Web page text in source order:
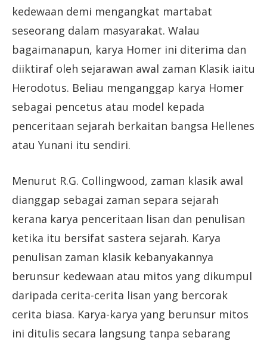
kedewaan demi mengangkat martabat
seseorang dalam masyarakat. Walau
bagaimanapun, karya Homer ini diterima dan
diiktiraf oleh sejarawan awal zaman Klasik iaitu
Herodotus. Beliau menganggap karya Homer
sebagai pencetus atau model kepada
penceritaan sejarah berkaitan bangsa Hellenes
atau Yunani itu sendiri.
Menurut R.G. Collingwood, zaman klasik awal
dianggap sebagai zaman separa sejarah
kerana karya penceritaan lisan dan penulisan
ketika itu bersifat sastera sejarah. Karya
penulisan zaman klasik kebanyakannya
berunsur kedewaan atau mitos yang dikumpul
daripada cerita-cerita lisan yang bercorak
cerita biasa. Karya-karya yang berunsur mitos
ini ditulis secara langsung tanpa sebarang